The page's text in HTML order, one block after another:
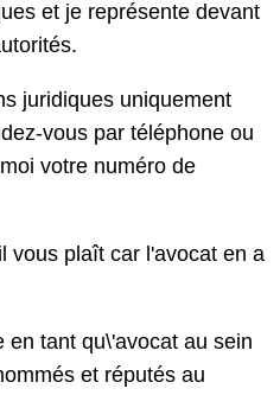
et je représente devant
juridiques uniquement
vous par téléphone ou
votre numéro de
vous plaît car l'avocat en a
en tant qu\'avocat au sein
et réputés au